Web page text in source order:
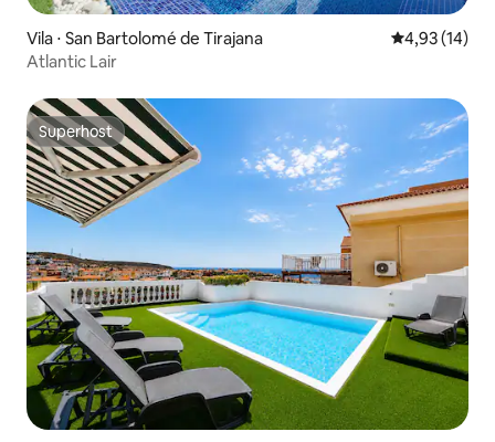
Vila ⋅ San Bartolomé de Tirajana 4,93 de uma
4,93 (14)
Atlantic Lair
Superhost
Superhost